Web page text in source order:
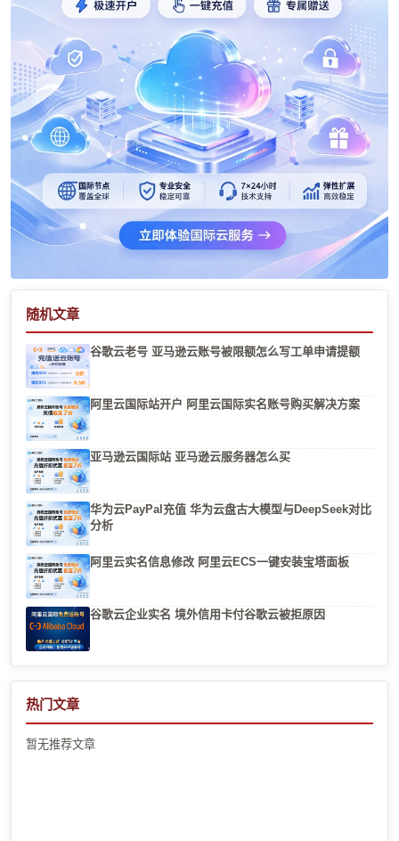
随机文章
谷歌云老号 亚马逊云账号被限额怎么写工单申请提额
阿里云国际站开户 阿里云国际实名账号购买解决方案
亚马逊云国际站 亚马逊云服务器怎么买
华为云PayPal充值 华为云盘古大模型与DeepSeek对比
分析
阿里云实名信息修改 阿里云ECS一键安装宝塔面板
谷歌云企业实名 境外信用卡付谷歌云被拒原因
热门文章
暂无推荐文章